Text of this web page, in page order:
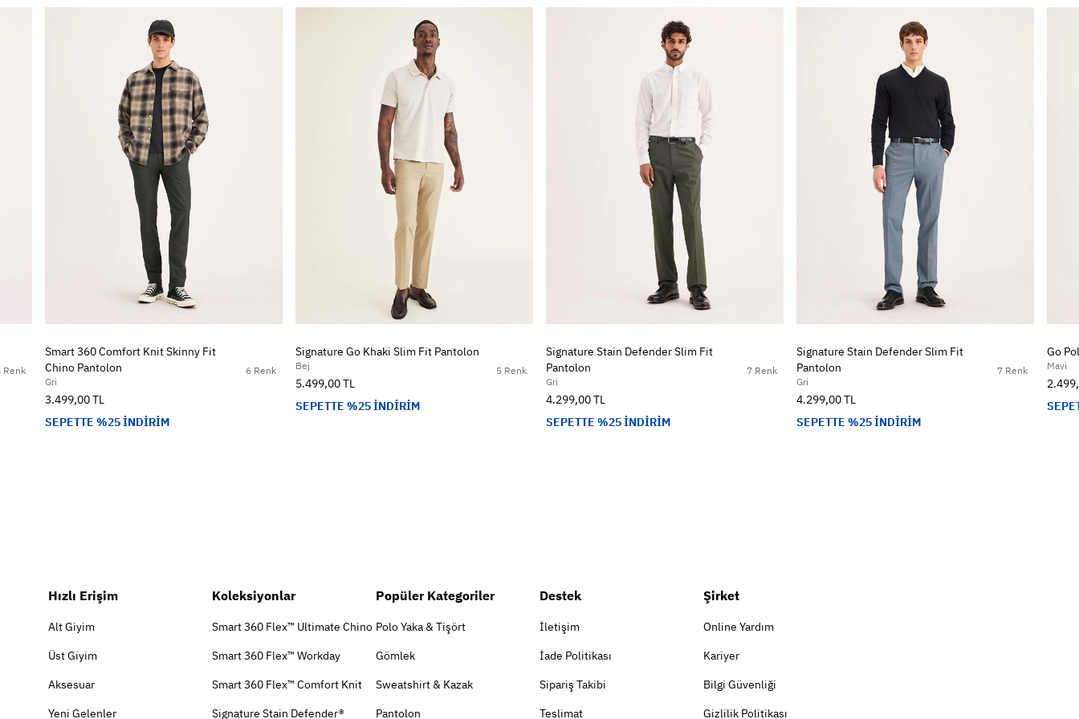
Renk 6 Renk
Smart 360 Comfort Knit Skinny Fit
Chino Pantolon
Gri
3.499,00 TL
SEPETTE %25 İNDİRİM
5 Renk
Signature Go Khaki Slim Fit Pantolon
Bej
5.499,00 TL
SEPETTE %25 İNDİRİM
7 Renk
Signature Stain Defender Slim Fit
Pantolon
Gri
4.299,00 TL
SEPETTE %25 İNDİRİM
7 Renk
Signature Stain Defender Slim Fit
Pantolon
Gri
4.299,00 TL
SEPETTE %25 İNDİRİM
Go
Mavi
Hızlı Erişim
Alt Giyim
Üst Giyim
Aksesuar
Yeni Gelenler
Koleksiyonlar
Smart 360 Flex™ Ultimate Chino
Smart 360 Flex™ Workday
Smart 360 Flex™ Comfort Knit
Signature Stain Defender®
Popüler Kategoriler
Polo Yaka & Tişört
Gömlek
Sweatshirt & Kazak
Pantolon
Destek
İletişim
İade Politikası
Sipariş Takibi
Teslimat
Şirket
Online Yardım
Kariyer
Bilgi Güvenliği
Gizlilik Politikası